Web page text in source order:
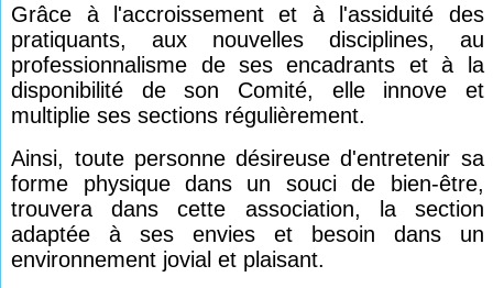
Grâce à l'accroissement et à l'assiduité des
pratiquants, aux nouvelles disciplines, au
professionnalisme de ses encadrants et à la
disponibilité de son Comité, elle innove et
multiplie ses sections régulièrement.
Ainsi, toute personne désireuse d'entretenir sa
forme physique dans un souci de bien-être,
trouvera dans cette association, la section
adaptée à ses envies et besoin dans un
environnement jovial et plaisant.